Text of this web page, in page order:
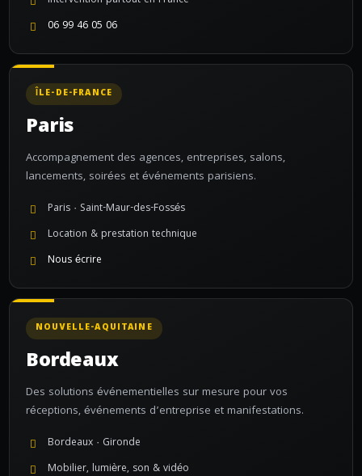
06 99 46 05 06
ÎLE-DE-FRANCE
Paris
Accompagnement des agences, entreprises, salons,
lancements, soirées et événements parisiens.
Paris · Saint-Maur-des-Fossés
Location & prestation technique
Nous écrire
NOUVELLE-AQUITAINE
Bordeaux
Des solutions événementielles sur mesure pour vos
réceptions, événements d’entreprise et manifestations.
Bordeaux · Gironde
Mobilier, lumière, son & vidéo